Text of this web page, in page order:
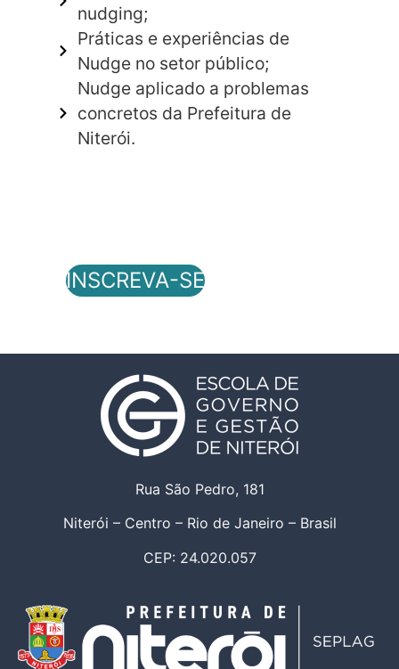
nudging;
Práticas e experiências de
Nudge no setor público;
Nudge aplicado a problemas
concretos da Prefeitura de
Niterói.
INSCREVA-SE
Rua São Pedro, 181
Niterói – Centro – Rio de Janeiro – Brasil
CEP: 24.020.057